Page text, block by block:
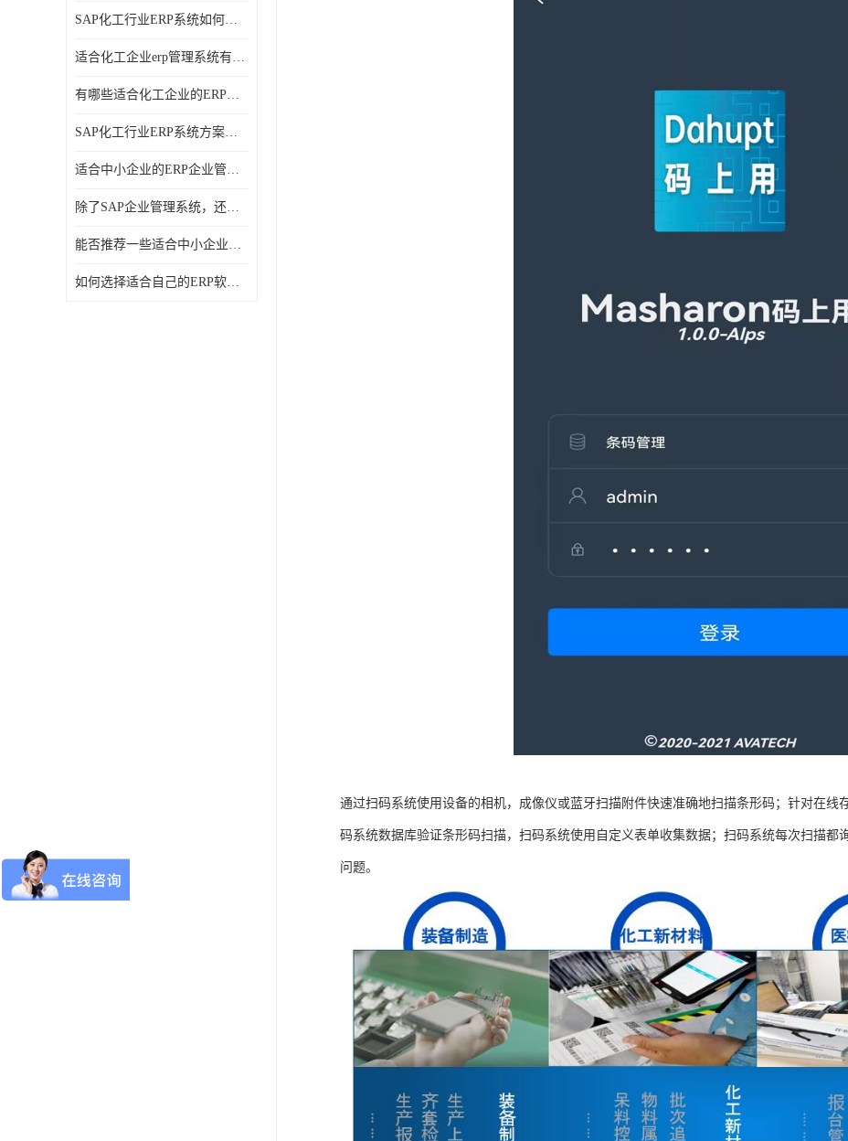
SAP化工行业ERP系统如何帮助企业提率和降？北京奥维奥
适合化工企业erp管理系统有哪些？分别有哪些优势?
有哪些适合化工企业的ERP管理系统？分别需要多少钱？
SAP化工行业ERP系统方案介绍？SAP实施商，北京奥维奥
适合中小企业的ERP企业管理系统的价格大概是多少？北京奥维奥
除了SAP企业管理系统，还有哪些类似的企业管理软件可以推荐？
能否推荐一些适合中小企业的ERP企业管理软件？北京奥维奥
如何选择适合自己的ERP软件？北京奥维奥
通过扫码系统使用设备的相机，成像仪或蓝牙扫描附件快速准确地扫描条形码；针对在线
码系统数据库验证条形码扫描，扫码系统使用自定义表单收集数据；扫码系统每次扫描都
问题。